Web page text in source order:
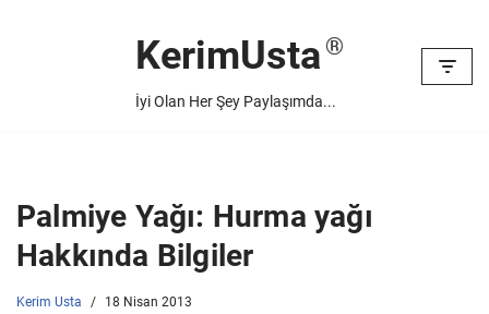
KerimUsta
İyi Olan Her Şey Paylaşımda...
Palmiye Yağı: Hurma yağı
Hakkında Bilgiler
Kerim Usta 18 Nisan 2013